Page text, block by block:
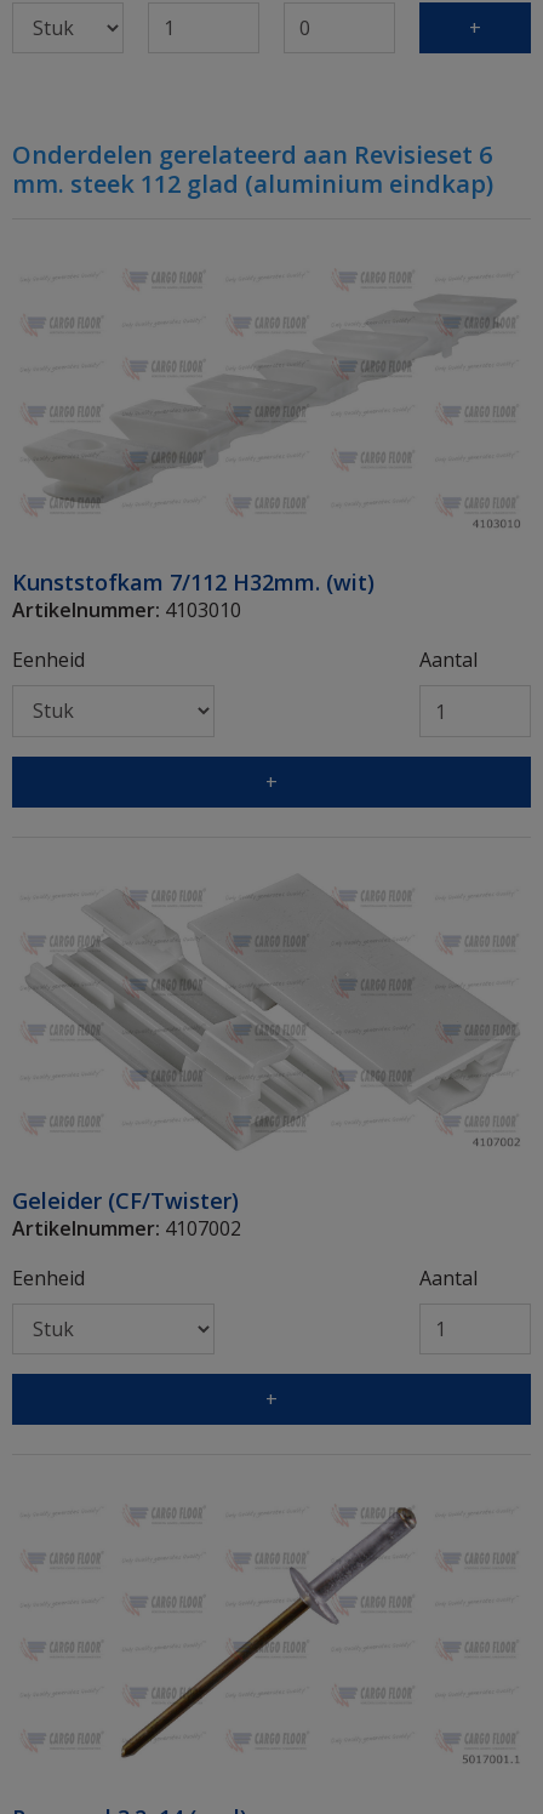
+
Onderdelen gerelateerd aan Revisieset 6
mm. steek 112 glad (aluminium eindkap)
Kunststofkam 7/112 H32mm. (wit)
Artikelnummer: 4103010
Eenheid
Aantal
+
Geleider (CF/Twister)
Artikelnummer: 4107002
Eenheid
Aantal
+